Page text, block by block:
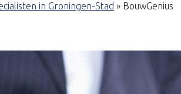
in Groningen-Stad » BouwGenius